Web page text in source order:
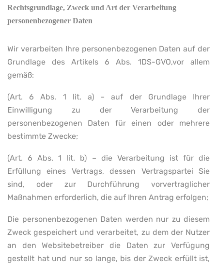
Rechtsgrundlage, Zweck und Art der Verarbeitung
personenbezogener Daten
Wir verarbeiten Ihre personenbezogenen Daten auf der
Grundlage des Artikels 6 Abs. 1DS-GVO,vor allem
gemäß:
(Art. 6 Abs. 1 lit. a) – auf der Grundlage Ihrer
Einwilligung zu der Verarbeitung der
personenbezogenen Daten für einen oder mehrere
bestimmte Zwecke;
(Art. 6 Abs. 1 lit. b) – die Verarbeitung ist für die
Erfüllung eines Vertrags, dessen Vertragspartei Sie
sind, oder zur Durchführung vorvertraglicher
Maßnahmen erforderlich, die auf Ihren Antrag erfolgen;
Die personenbezogenen Daten werden nur zu diesem
Zweck gespeichert und verarbeitet, zu dem der Nutzer
an den Websitebetreiber die Daten zur Verfügung
gestellt hat und nur so lange, bis der Zweck erfüllt ist,